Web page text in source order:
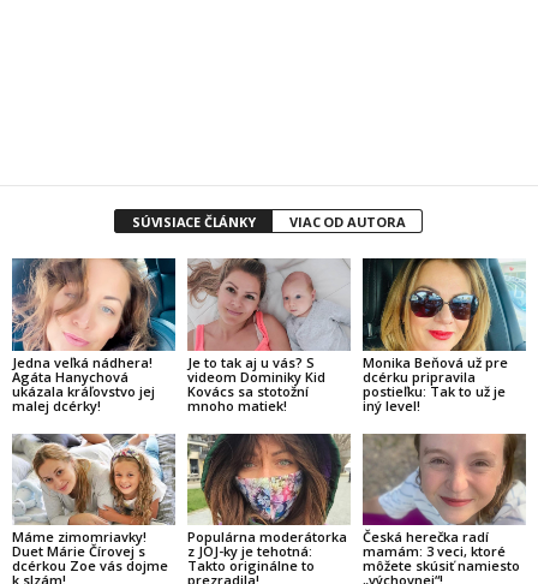
SÚVISIACE ČLÁNKY VIAC OD AUTORA
Jedna veľká nádhera!
Agáta Hanychová
ukázala kráľovstvo jej
malej dcérky!
Je to tak aj u vás? S
videom Dominiky Kid
Kovács sa stotožní
mnoho matiek!
Monika Beňová už pre
dcérku pripravila
postieľku: Tak to už je
iný level!
Máme zimomriavky!
Duet Márie Čírovej s
dcérkou Zoe vás dojme
k slzám!
Populárna moderátorka
z JOJ-ky je tehotná:
Takto originálne to
prezradila!
Česká herečka radí
mamám: 3 veci, ktoré
môžete skúsiť namiesto
„výchovnej“!